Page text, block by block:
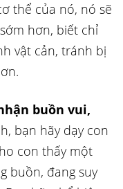
thể của nó, nó sẽ
hơn, biết chỉ
vật cản, tránh bị
buồn vui,
bạn hãy dạy con
con thấy một
buồn, đang suy